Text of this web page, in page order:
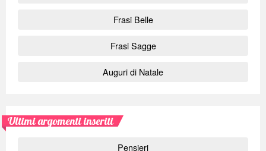
Frasi Belle
Frasi Sagge
Auguri di Natale
Ultimi argomenti inseriti
Pensieri